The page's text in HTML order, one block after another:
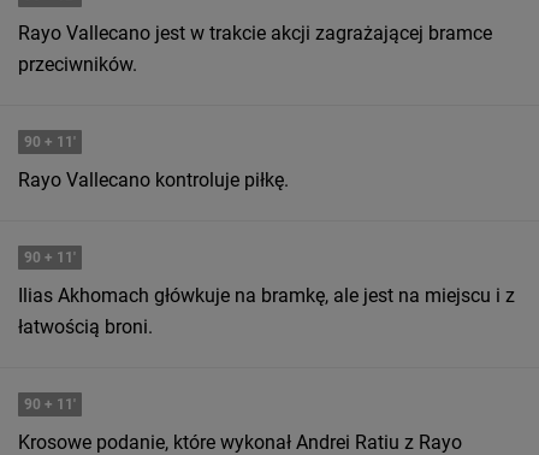
Rayo Vallecano jest w trakcie akcji zagrażającej bramce
przeciwników.
90 + 11'
Rayo Vallecano kontroluje piłkę.
90 + 11'
Ilias Akhomach główkuje na bramkę, ale jest na miejscu i z
łatwością broni.
90 + 11'
Krosowe podanie, które wykonał Andrei Ratiu z Rayo